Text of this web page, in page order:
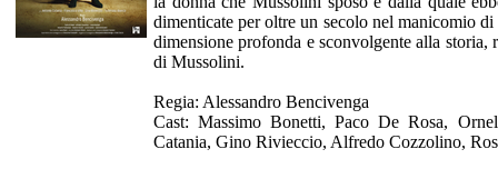
dimenticate per oltre un secolo nel manicomio
dimensione profonda e sconvolgente alla
di Mussolini.
Regia: Alessandro Bencivenga
Cast: Massimo Bonetti, Paco De Rosa,
Catania, Gino Rivieccio, Alfredo Cozzolino,